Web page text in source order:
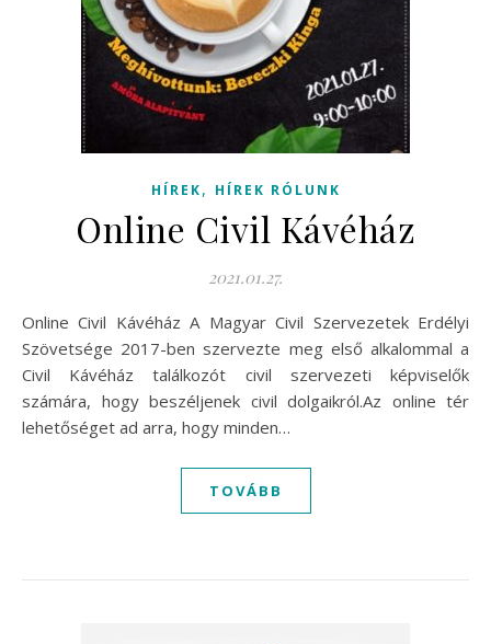
HÍREK, HÍREK RÓLUNK
Online Civil Kávéház
2021.01.27.
Online Civil Kávéház A Magyar Civil Szervezetek Erdélyi
Szövetsége 2017-ben szervezte meg első alkalommal a
Civil Kávéház találkozót civil szervezeti képviselők
számára, hogy beszéljenek civil dolgaikról.Az online tér
lehetőséget ad arra, hogy minden…
TOVÁBB